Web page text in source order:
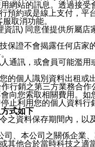
網站的訊息。透過接
預約或是線上支付，
取消功能。
訊) 同意僅提供所屬
保證不會揭露任何店
通訊，或會員可能濫
的個人識別資料出租或
行銷之第三方業務合
向您索取相關費用。
止利用您的個人資料行
式如下
之資料保存期間內，
、本公司之關係企業
其他合於當時科技之